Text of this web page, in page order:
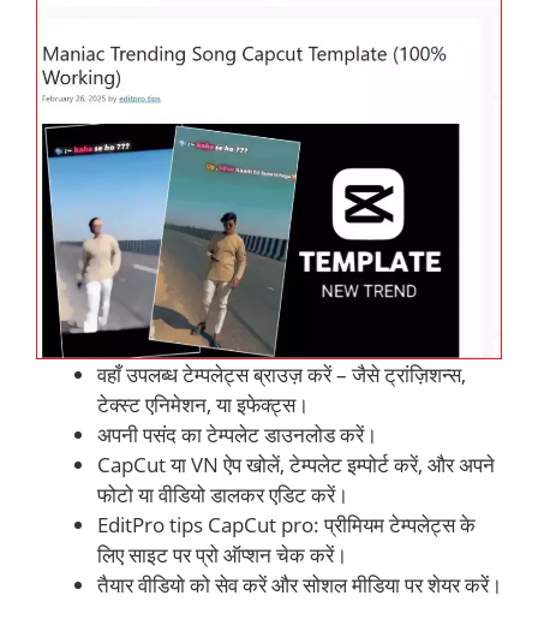
वहाँ उपलब्ध टेम्पलेट्स ब्राउज़ करें – जैसे ट्रांज़िशन्स,
टेक्स्ट एनिमेशन, या इफेक्ट्स।
अपनी पसंद का टेम्पलेट डाउनलोड करें।
CapCut या VN ऐप खोलें, टेम्पलेट इम्पोर्ट करें, और अपने
फोटो या वीडियो डालकर एडिट करें।
EditPro tips CapCut pro: प्रीमियम टेम्पलेट्स के
लिए साइट पर प्रो ऑप्शन चेक करें।
तैयार वीडियो को सेव करें और सोशल मीडिया पर शेयर करें।